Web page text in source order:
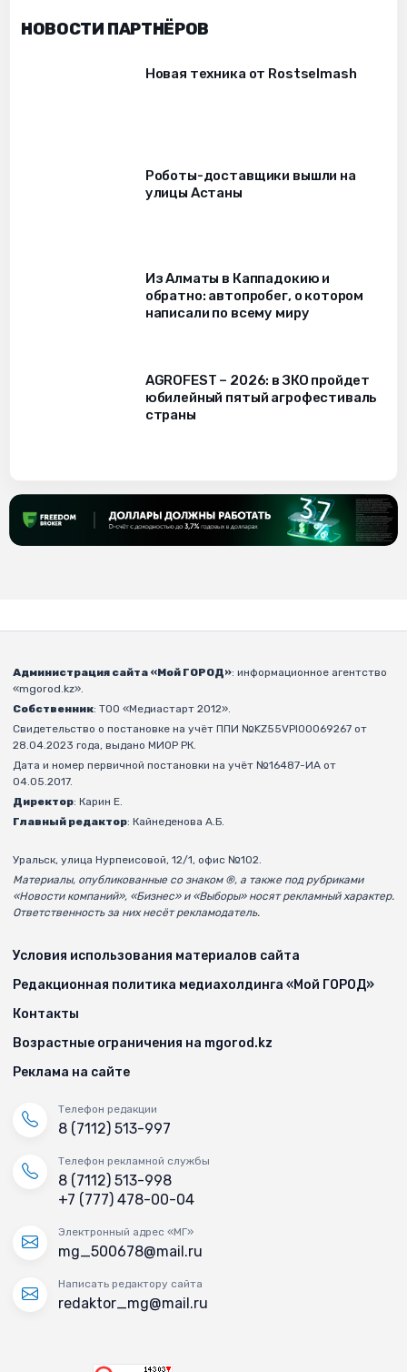
НОВОСТИ ПАРТНЁРОВ
Новая техника от Rostselmash
Роботы-доставщики вышли на
улицы Астаны
Из Алматы в Каппадокию и
обратно: автопробег, о котором
написали по всему миру
AGROFEST – 2026: в ЗКО пройдет
юбилейный пятый агрофестиваль
страны
Администрация сайта «Мой ГОРОД»: информационное агентство
«mgorod.kz».
Собственник: ТОО «Медиастарт 2012».
Свидетельство о постановке на учёт ППИ №KZ55VPI00069267 от
28.04.2023 года, выдано МИОР РК.
Дата и номер первичной постановки на учёт №16487-ИА от
04.05.2017.
Директор: Карин Е.
Главный редактор: Кайнеденова А.Б.
Уральск, улица Нурпеисовой, 12/1, офис №102.
Материалы, опубликованные со знаком ®, а также под рубриками
«Новости компаний», «Бизнес» и «Выборы» носят рекламный характер.
Ответственность за них несёт рекламодатель.
Условия использования материалов сайта
Редакционная политика медиахолдинга «Мой ГОРОД»
Контакты
Возрастные ограничения на mgorod.kz
Реклама на сайте
Телефон редакции
8 (7112) 513-997
Телефон рекламной службы
8 (7112) 513-998
+7 (777) 478-00-04
Электронный адрес «МГ»
mg_500678@mail.ru
Написать редактору сайта
redaktor_mg@mail.ru